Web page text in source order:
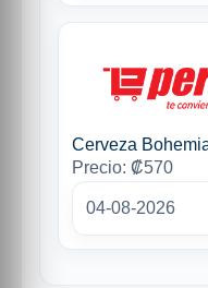
Cerveza
Precio: ₡570
04-08-2026